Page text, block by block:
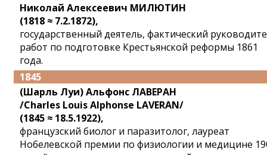
Николай Алексеевич МИЛЮТИН
(1818 ≈ 7.2.1872),
государственный деятель, фактический
работ по подготовке Крестьянской реформы 1861
года.
1845
(Шарль Луи) Альфонс ЛАВЕРАН
/Charles Louis Alphonse LAVERAN/
(1845 ≈ 18.5.1922),
французский биолог и паразитолог, лауреат
Нобелевской премии по физиологии и медицине